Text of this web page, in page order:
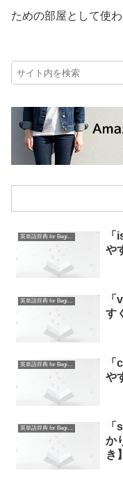
ための部屋として使わ
英単語辞典 for Beginners
や
英単語辞典 for Beginners
す
英単語辞典 for Beginners
や
英単語辞典 for Beginners
か
き】